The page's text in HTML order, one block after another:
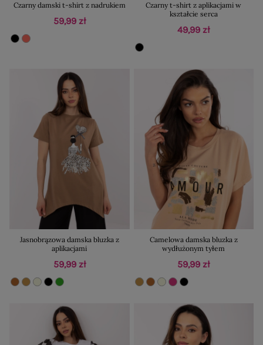
Czarny damski t-shirt z nadrukiem
59,99 zł
Czarny t-shirt z aplikacjami w
kształcie serca
49,99 zł
Jasnobrązowa damska bluzka z
aplikacjami
59,99 zł
Camelowa damska bluzka z
wydłużonym tyłem
59,99 zł